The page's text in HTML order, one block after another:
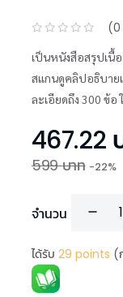
(0
เป็นหนังสือสรุปเนื้
สแกนดูคลิปอธิบาย
ละเอียดถึง 300 ข้อ
467.22
599บาท -22%
จำนวน
ได้รับ 29 points (